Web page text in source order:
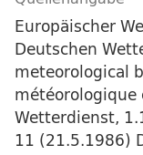
Europäischer
Deutschen
meteorological
météorologique
Wetterdienst,
11 (21.5.1986)